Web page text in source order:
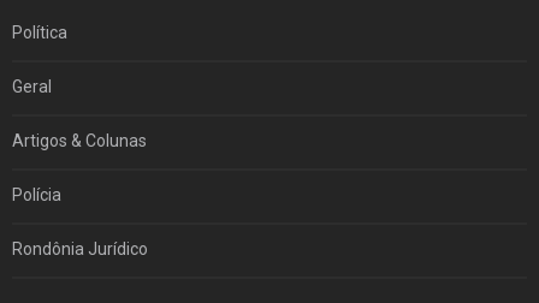
Política
Geral
Artigos & Colunas
Polícia
Rondônia Jurídico